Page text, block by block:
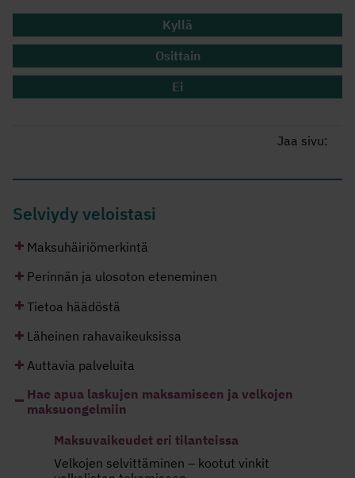
Kyllä
Osittain
Ei
Jaa sivu:
Selviydy veloistasi
Maksuhäiriömerkintä
Perinnän ja ulosoton eteneminen
Tietoa häädöstä
Läheinen rahavaikeuksissa
Auttavia palveluita
Hae apua laskujen maksamiseen ja velkojen
maksuongelmiin
Maksuvaikeudet eri tilanteissa
Velkojen selvittäminen – kootut vinkit